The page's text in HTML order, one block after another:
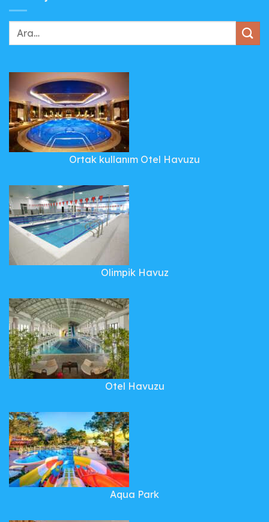
Ortak kullanım Otel Havuzu
Olimpik Havuz
Otel Havuzu
Aqua Park